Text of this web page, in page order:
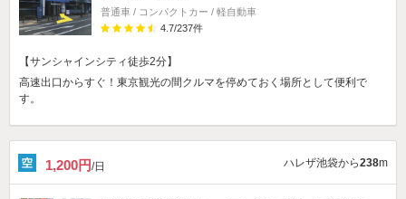
普通車 / コンパクトカー / 軽自動車
4.7/237件
【サンシャインシティ徒歩2分】
高速出口からすぐ！東京観光の間クルマを停めておく場所として便利で
す。
1,200円/日 ハレザ池袋から238m